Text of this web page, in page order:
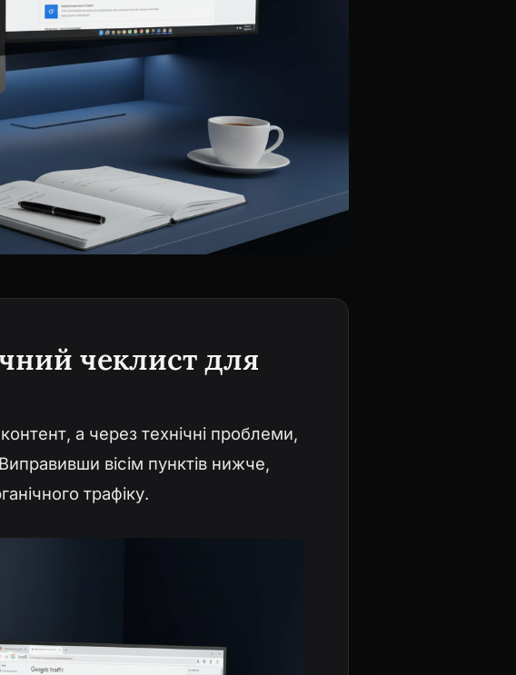
чеклист для
а через технічні проблеми,
вісім пунктів нижче,
трафіку.